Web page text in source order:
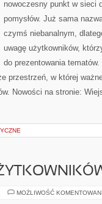
nowoczesny punkt w sieci
pomysłów. Już sama
czymś niebanalnym,
uwagę użytkowników,
do prezentowania
przestrzeń, w której
Nowości na stronie:
MOŻLIWOŚĆ